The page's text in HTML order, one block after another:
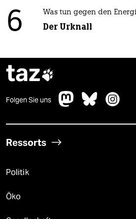
6 Was tun gegen den
Der Urknall
taz
Folgen Sie uns
Ressorts
Politik
Öko